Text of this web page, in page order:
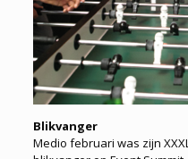
Blikvanger
Medio februari was zijn